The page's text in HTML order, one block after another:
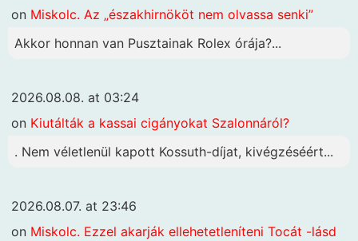
on Miskolc. Az „északhirnököt nem olvassa senki”
Akkor honnan van Pusztainak Rolex órája?...
2026.08.08. at 03:24
on Kiutálták a kassai cigányokat Szalonnáról?
. Nem véletlenül kapott Kossuth-díjat, kivégzéséért...
2026.08.07. at 23:46
on Miskolc. Ezzel akarják ellehetetleníteni Tocát -lásd